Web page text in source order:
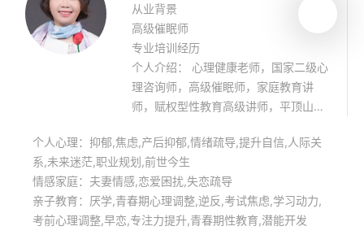
从业背景
高级催眠师
专业培训经历
个人介绍： 心理健康老师，国家二级心
理咨询师，高级催眠师，家庭教育讲
师，赋权型性教育高级讲师，平顶山源
富，多种心理咨询技术的整合，对青少
年心理辅导（厌学，抑郁，焦虑，学习
动力不足，青少年性心理，亲子关系恶
化等），有自己的独到之处。 个人团体
成长沙龙，青少年心理团体，具有积极
个人心理：抑郁,焦虑,产后抑郁,情绪疏导,提升自信,人际关
系,未来迷茫,职业规划,前世今生
情感家庭：夫妻情感,恋爱困扰,失恋疏导
亲子教育：厌学,青春期心理调整,逆反,考试焦虑,学习动力,
考前心理调整,早恋,专注力提升,青春期性教育,潜能开发